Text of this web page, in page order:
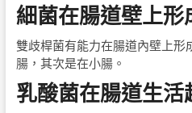
細菌在腸道壁上
雙歧桿菌有能力在腸道內壁上形
腸，其次是在小腸。
乳酸菌在腸道生活